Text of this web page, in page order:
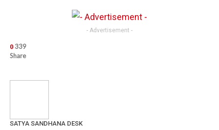
- Advertisement -
0 339
Share
SATYA SANDHANA DESK